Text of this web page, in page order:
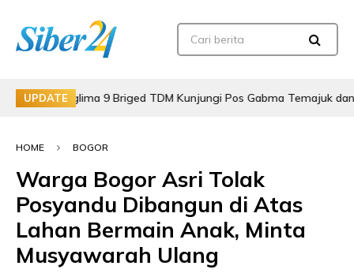
UPDATE
9 Briged TDM Kunjungi Pos Gabma Temajuk dan Sajingan
HOME BOGOR
Warga Bogor Asri Tolak
Posyandu Dibangun di Atas
Lahan Bermain Anak, Minta
Musyawarah Ulang